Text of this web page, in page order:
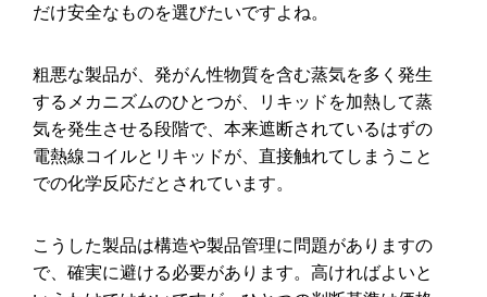
だけ安全なものを選びたいですよね。
粗悪な製品が、発がん性物質を含む蒸気を多く発生
するメカニズムのひとつが、リキッドを加熱して蒸
気を発生させる段階で、本来遮断されているはずの
電熱線コイルとリキッドが、直接触れてしまうこと
での化学反応だとされています。
こうした製品は構造や製品管理に問題がありますの
で、確実に避ける必要があります。高ければよいと